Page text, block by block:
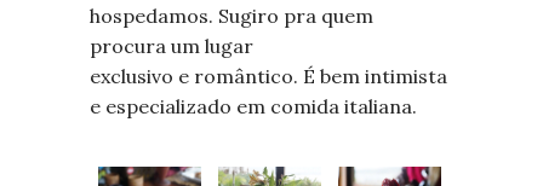
hospedamos. Sugiro pra quem
procura um lugar
exclusivo e romântico. É bem intimista
e especializado em comida italiana.